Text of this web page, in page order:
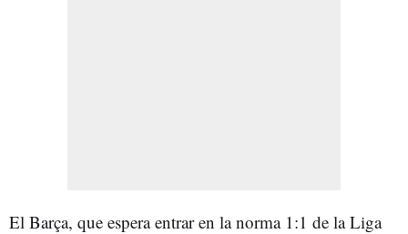
El Barça, que espera entrar en la norma 1:1 de la Liga